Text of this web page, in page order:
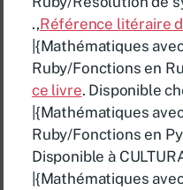
.,Référence litéraire
|{Mathématiques
Ruby/Fonctions en
ce livre. Disponible
|{Mathématiques
Ruby/Fonctions en
Disponible à
|{Mathématiques